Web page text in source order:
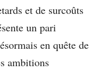
et de surcoûts
un pari
en quête de
ambitions